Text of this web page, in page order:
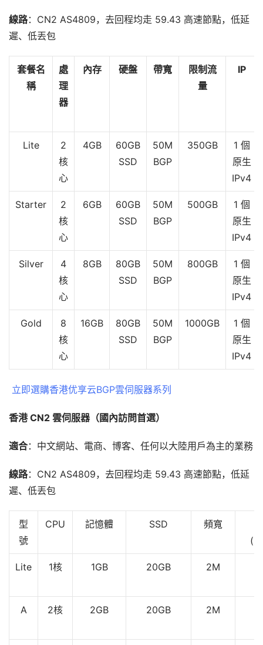
線路：CN2 AS4809，去回程均走 59.43 高速節點，低延
遲、低丟包
套餐名
稱
處
理
器
內存 硬盤 帶寬
限制流
量
IP
Lite
2
核
心
4GB
60GB
SSD
50M
BGP
350GB
1 個
原生
IPv4
Starter
2
核
心
6GB
60GB
SSD
50M
BGP
500GB
1 個
原生
IPv4
Silver
4
核
心
8GB
80GB
SSD
50M
BGP
800GB
1 個
原生
IPv4
Gold
8
核
心
16GB
80GB
SSD
50M
BGP
1000GB
1 個
原生
IPv4
立即選購香港优享云BGP雲伺服器系列
香港 CN2 雲伺服器（國內訪問首選）
適合：中文網站、電商、博客、任何以大陸用戶為主的業務
線路：CN2 AS4809，去回程均走 59.43 高速節點，低延
遲、低丟包
型
號
CPU 記憶體 SSD 頻寬
Lite 1核 1GB 20GB 2M
A 2核 2GB 20GB 2M